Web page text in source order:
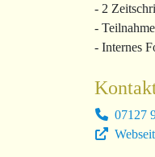
- 2
-
- Internes
07127